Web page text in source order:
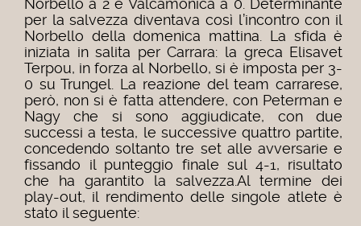
Norbello a 2 e Valcamonica a 0. Determinante
per la salvezza diventava così l’incontro con il
Norbello della domenica mattina. La sfida è
iniziata in salita per Carrara: la greca Elisavet
Terpou, in forza al Norbello, si è imposta per 3-
0 su Trungel. La reazione del team carrarese,
però, non si è fatta attendere, con Peterman e
Nagy che si sono aggiudicate, con due
successi a testa, le successive quattro partite,
concedendo soltanto tre set alle avversarie e
fissando il punteggio finale sul 4-1, risultato
che ha garantito la salvezza.Al termine dei
play-out, il rendimento delle singole atlete è
stato il seguente: